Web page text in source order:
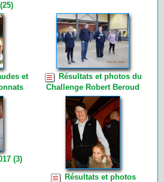
et
Résultats et photos du
Challenge Robert Beroud
samedi 18 Fevrier 2017 (13)
(3)
Résultats et photos